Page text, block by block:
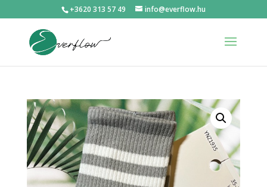
+3620 313 57 49 info@everflow.hu